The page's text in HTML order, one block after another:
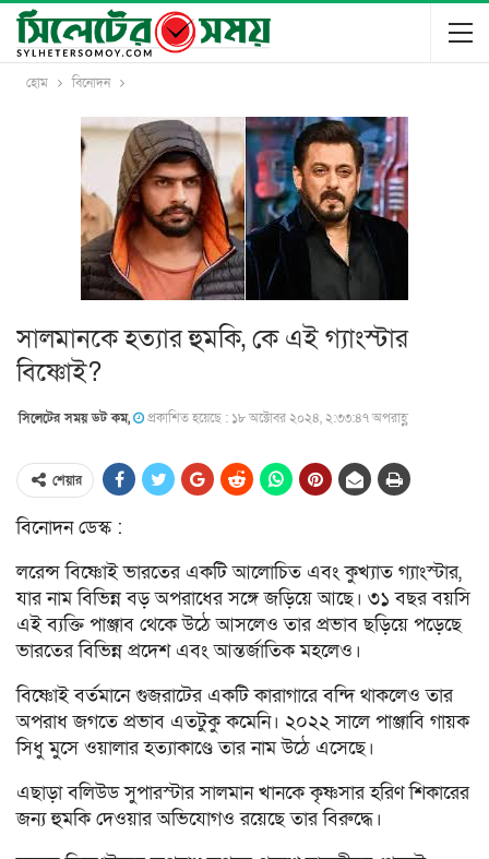
হোম বিনোদন
সালমানকে হত্যার হুমকি, কে এই গ্যাংস্টার
বিষ্ণোই?
সিলেটের সময় ডট কম, প্রকাশিত হয়েছে : ১৮ অক্টোবর ২০২৪, ২:৩৩:৪৭ অপরাহ্ণ
শেয়ার
বিনোদন ডেস্ক :
লরেন্স বিষ্ণোই ভারতের একটি আলোচিত এবং কুখ্যাত গ্যাংস্টার,
যার নাম বিভিন্ন বড় অপরাধের সঙ্গে জড়িয়ে আছে। ৩১ বছর বয়সি
এই ব্যক্তি পাঞ্জাব থেকে উঠে আসলেও তার প্রভাব ছড়িয়ে পড়েছে
ভারতের বিভিন্ন প্রদেশ এবং আন্তর্জাতিক মহলেও।
বিষ্ণোই বর্তমানে গুজরাটের একটি কারাগারে বন্দি থাকলেও তার
অপরাধ জগতে প্রভাব এতটুকু কমেনি। ২০২২ সালে পাঞ্জাবি গায়ক
সিধু মুসে ওয়ালার হত্যাকাণ্ডে তার নাম উঠে এসেছে।
এছাড়া বলিউড সুপারস্টার সালমান খানকে কৃষ্ণসার হরিণ শিকারের
জন্য হুমকি দেওয়ার অভিযোগও রয়েছে তার বিরুদ্ধে।